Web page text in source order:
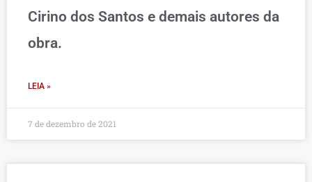
Cirino dos Santos e demais autores da
obra.
LEIA »
7 de dezembro de 2021